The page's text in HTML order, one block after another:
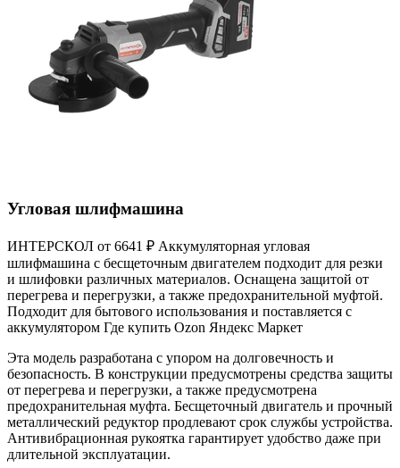
Угловая шлифмашина
ИНТЕРСКОЛ от 6641 ₽ Аккумуляторная угловая
шлифмашина с бесщеточным двигателем подходит для резки
и шлифовки различных материалов. Оснащена защитой от
перегрева и перегрузки, а также предохранительной муфтой.
Подходит для бытового использования и поставляется с
аккумулятором Где купить Ozon Яндекс Маркет
Эта модель разработана с упором на долговечность и
безопасность. В конструкции предусмотрены средства защиты
от перегрева и перегрузки, а также предусмотрена
предохранительная муфта. Бесщеточный двигатель и прочный
металлический редуктор продлевают срок службы устройства.
Антивибрационная рукоятка гарантирует удобство даже при
длительной эксплуатации.